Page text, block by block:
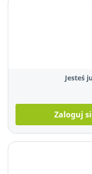
Jesteś
Zaloguj